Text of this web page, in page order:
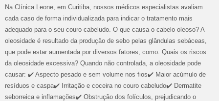
Na Clínica Leone, em Curitiba, nossos médicos especialistas avaliam
cada caso de forma individualizada para indicar o tratamento mais
adequado para o seu couro cabeludo. O que causa o cabelo oleoso? A
oleosidade é resultado da produção de sebo pelas glândulas sebáceas,
que pode estar aumentada por diversos fatores, como: Quais os riscos
da oleosidade excessiva? Quando não controlada, a oleosidade pode
causar: ✔️ Aspecto pesado e sem volume nos fios✔️ Maior acúmulo de
resíduos e caspa✔️ Irritação e coceira no couro cabeludo✔️ Dermatite
seborreica e inflamações✔️ Obstrução dos folículos, prejudicando o